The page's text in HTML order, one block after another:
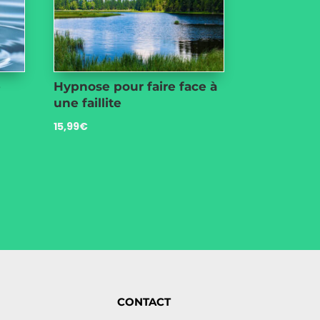
Hypnose pour faire face à
une faillite
15,99€
CONTACT